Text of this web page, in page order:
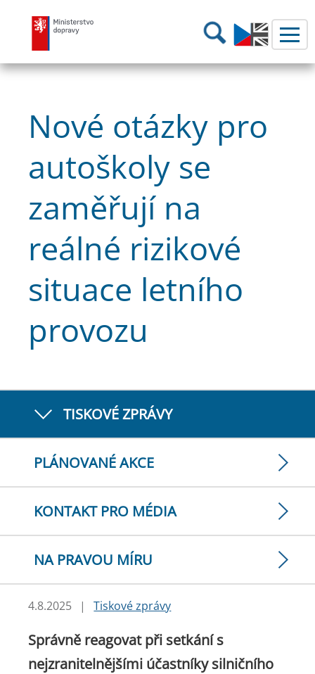
Ministerstvo dopravy Hledání
Nové otázky pro
autoškoly se
zaměřují na
reálné rizikové
situace letního
provozu
TISKOVÉ ZPRÁVY
PLÁNOVANÉ AKCE
KONTAKT PRO MÉDIA
NA PRAVOU MÍRU
4.8.2025 | Tiskové zprávy
Správně reagovat při setkání s
nejzranitelnějšími účastníky silničního